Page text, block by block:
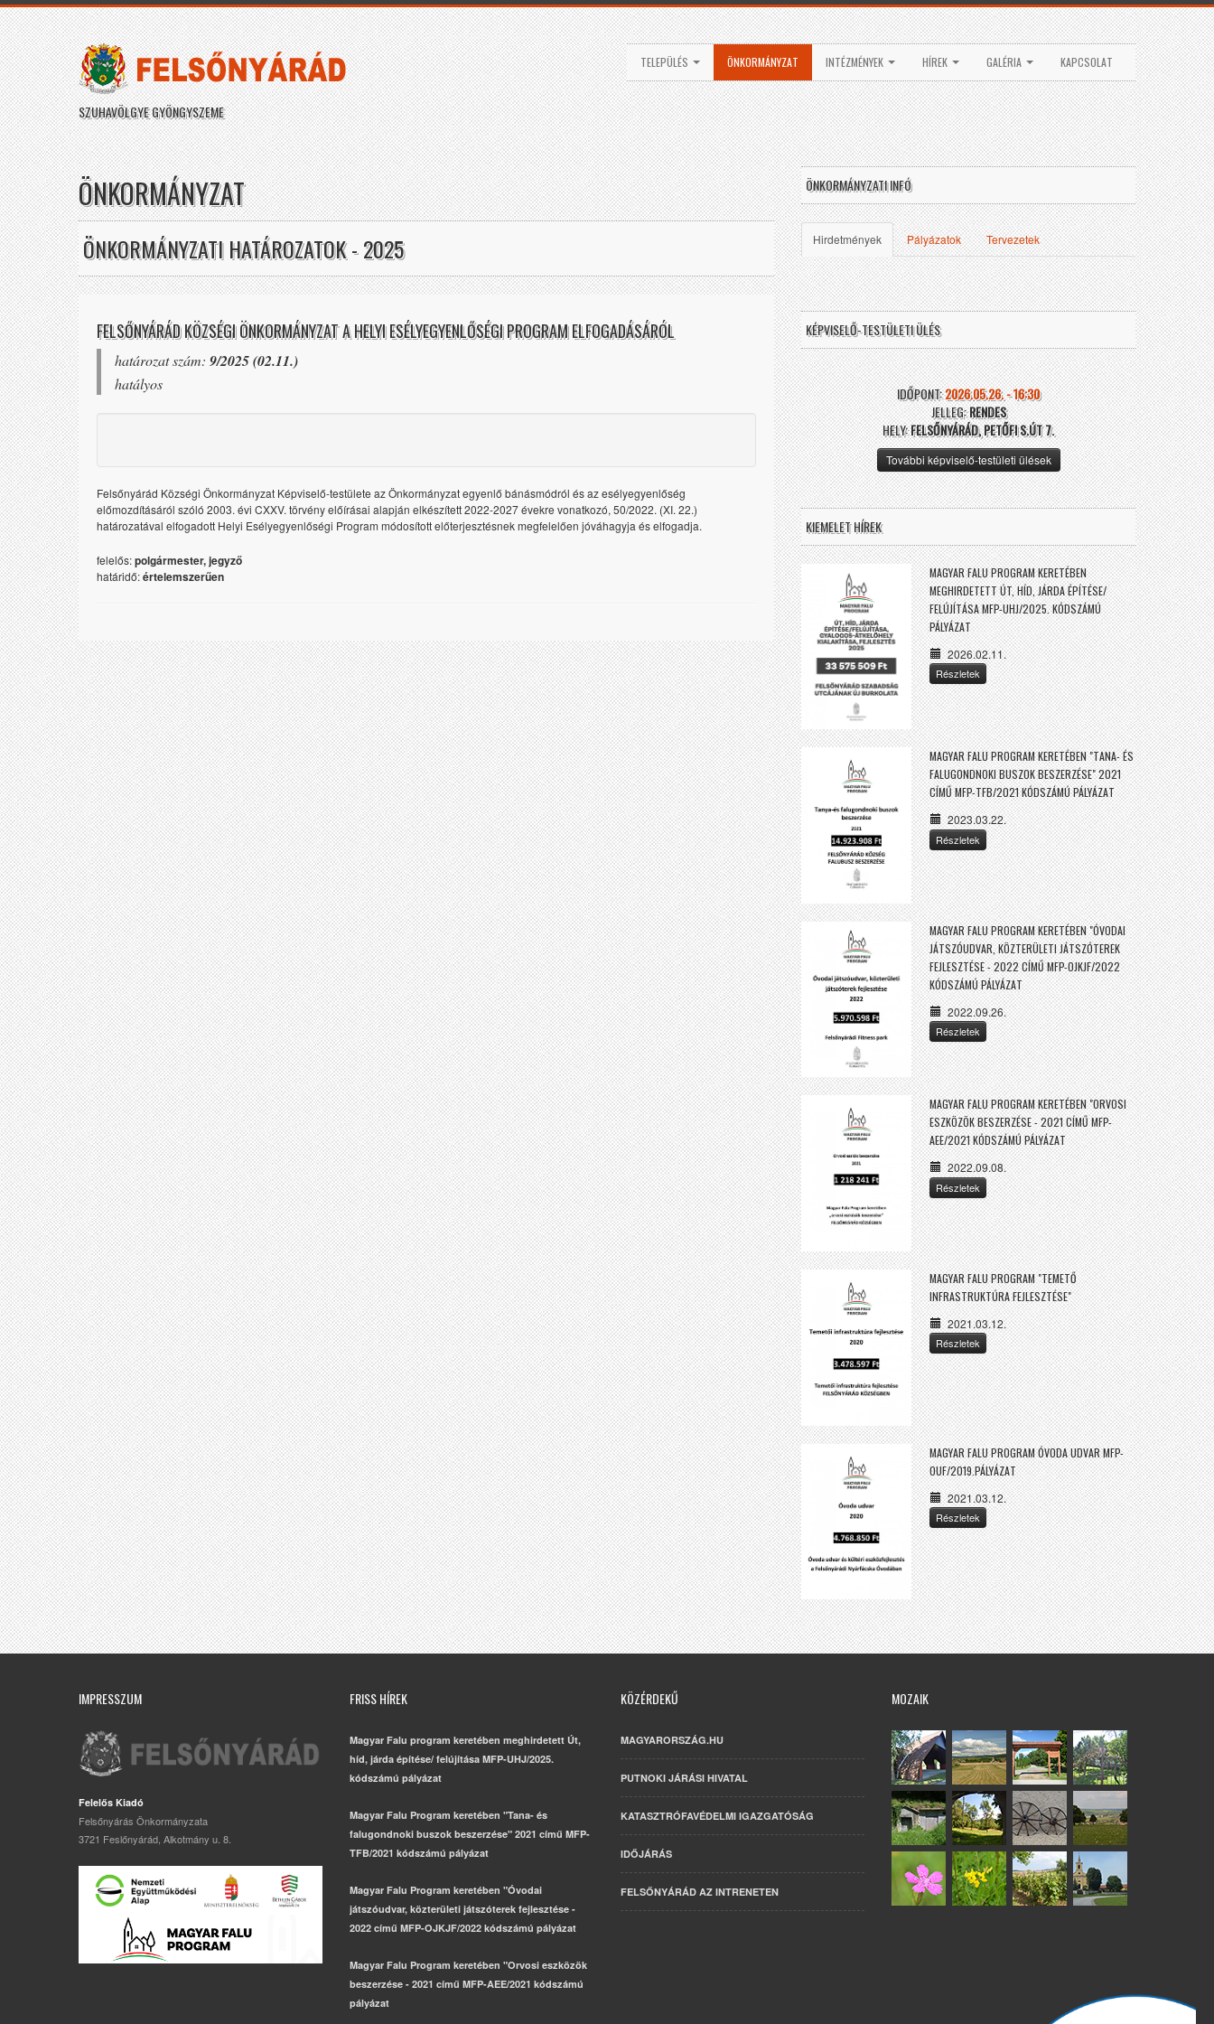
SZUHAVÖLGYE GYÖNGYSZEME
TELEPÜLÉS ÖNKORMÁNYZAT INTÉZMÉNYEK HÍREK GALÉRIA KAPCSOLAT
ÖNKORMÁNYZAT
ÖNKORMÁNYZATI HATÁROZATOK - 2025
FELSŐNYÁRÁD KÖZSÉGI ÖNKORMÁNYZAT A HELYI ESÉLYEGYENLŐSÉGI PROGRAM ELFOGADÁSÁRÓL
határozat szám: 9/2025 (02.11.)
hatályos
Felsőnyárád Községi Önkormányzat Képviselő-testülete az Önkormányzat egyenlő bánásmódról és az esélyegyenlőség
előmozdításáról szóló 2003. évi CXXV. törvény előírásai alapján elkészített 2022-2027 évekre vonatkozó, 50/2022. (XI. 22.)
határozatával elfogadott Helyi Esélyegyenlőségi Program módosított előterjesztésnek megfelelően jóváhagyja és elfogadja.
felelős:polgármester, jegyző
határidő:értelemszerűen
ÖNKORMÁNYZATI INFÓ
Hirdetmények Pályázatok Tervezetek
KÉPVISELŐ-TESTÜLETI ÜLÉS
IDŐPONT:2026.05.26. - 16:30
JELLEG:RENDES
HELY:FELSŐNYÁRÁD, PETŐFI S.ÚT 7.
További képviselő-testületi ülések
KIEMELET HÍREK
MAGYAR FALU PROGRAM KERETÉBEN
MEGHIRDETETT ÚT, HÍD, JÁRDA ÉPÍTÉSE/
FELÚJÍTÁSA MFP-UHJ/2025. KÓDSZÁMÚ
PÁLYÁZAT
2026.02.11.
Részletek
MAGYAR FALU PROGRAM KERETÉBEN "TANA- ÉS
FALUGONDNOKI BUSZOK BESZERZÉSE" 2021
CÍMŰ MFP-TFB/2021 KÓDSZÁMÚ PÁLYÁZAT
2023.03.22.
Részletek
MAGYAR FALU PROGRAM KERETÉBEN "ÓVODAI
JÁTSZÓUDVAR, KÖZTERÜLETI JÁTSZÓTEREK
FEJLESZTÉSE - 2022 CÍMŰ MFP-OJKJF/2022
KÓDSZÁMÚ PÁLYÁZAT
2022.09.26.
Részletek
MAGYAR FALU PROGRAM KERETÉBEN "ORVOSI
ESZKÖZÖK BESZERZÉSE - 2021 CÍMŰ MFP-
AEE/2021 KÓDSZÁMÚ PÁLYÁZAT
2022.09.08.
Részletek
MAGYAR FALU PROGRAM "TEMETŐ
INFRASTRUKTÚRA FEJLESZTÉSE"
2021.03.12.
Részletek
MAGYAR FALU PROGRAM ÓVODA UDVAR MFP-
OUF/2019.PÁLYÁZAT
2021.03.12.
Részletek
IMPRESSZUM
Felelős Kiadó
Felsőnyárás Önkormányzata
3721 Feslőnyárád, Alkotmány u. 8.
FRISS HÍREK
Magyar Falu program keretében meghirdetett Út,
híd, járda építése/ felújítása MFP-UHJ/2025.
kódszámú pályázat
Magyar Falu Program keretében "Tana- és
falugondnoki buszok beszerzése" 2021 című MFP-
TFB/2021 kódszámú pályázat
Magyar Falu Program keretében "Óvodai
játszóudvar, közterületi játszóterek fejlesztése -
2022 című MFP-OJKJF/2022 kódszámú pályázat
Magyar Falu Program keretében "Orvosi eszközök
beszerzése - 2021 című MFP-AEE/2021 kódszámú
pályázat
KÖZÉRDEKŰ
MAGYARORSZÁG.HU
PUTNOKI JÁRÁSI HIVATAL
KATASZTRÓFAVÉDELMI IGAZGATÓSÁG
IDŐJÁRÁS
FELSŐNYÁRÁD AZ INTRENETEN
MOZAIK